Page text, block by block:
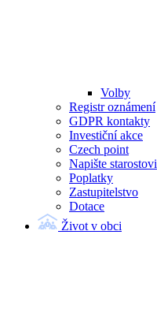
Volby
Registr oznámení
GDPR kontakty
Investiční akce
Czech point
Napište starostovi
Poplatky
Zastupitelstvo
Dotace
Život v obci